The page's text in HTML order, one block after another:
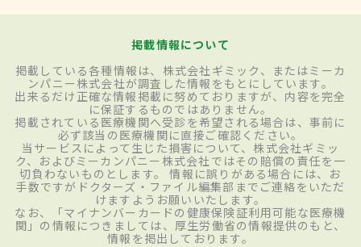
掲載情報について
掲載している各種情報は、株式会社ギミック、またはミーカ
ンパニー株式会社が調査した情報をもとにしています。
出来るだけ正確な情報掲載に努めておりますが、内容を完全
に保証するものではありません。
掲載されている医療機関へ受診を希望される場合は、事前に
必ず該当の医療機関に直接ご確認ください。
当サービスによって生じた損害について、株式会社ギミッ
ク、およびミーカンパニー株式会社ではその賠償の責任を一
切負わないものとします。 情報に誤りがある場合には、お
手数ですがドクターズ・ファイル編集部までご連絡をいただ
けますようお願いいたします。
なお、「マイナンバーカードの健康保険証利用可能な医療機
関」の情報につきましては、厚生労働省の情報提供のもと、
情報を掲出しております。